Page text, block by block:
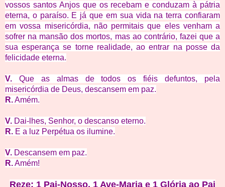
vossos santos Anjos que os recebam e conduzam à pátria
eterna, o paraíso. E já que em sua vida na terra confiaram
em vossa misericórdia, não permitais que eles venham a
sofrer na mansão dos mortos, mas ao contrário, fazei que a
sua esperança se torne realidade, ao entrar na posse da
felicidade eterna.
V. Que as almas de todos os fiéis defuntos, pela
misericórdia de Deus, descansem em paz.
R.Amém.
V. Dai-lhes, Senhor, o descanso eterno.
R. E a luz Perpétua os ilumine.
V. Descansem em paz.
R.Amém!
Reze: 1 Pai-Nosso, 1 Ave-Maria e 1 Glória ao Pai